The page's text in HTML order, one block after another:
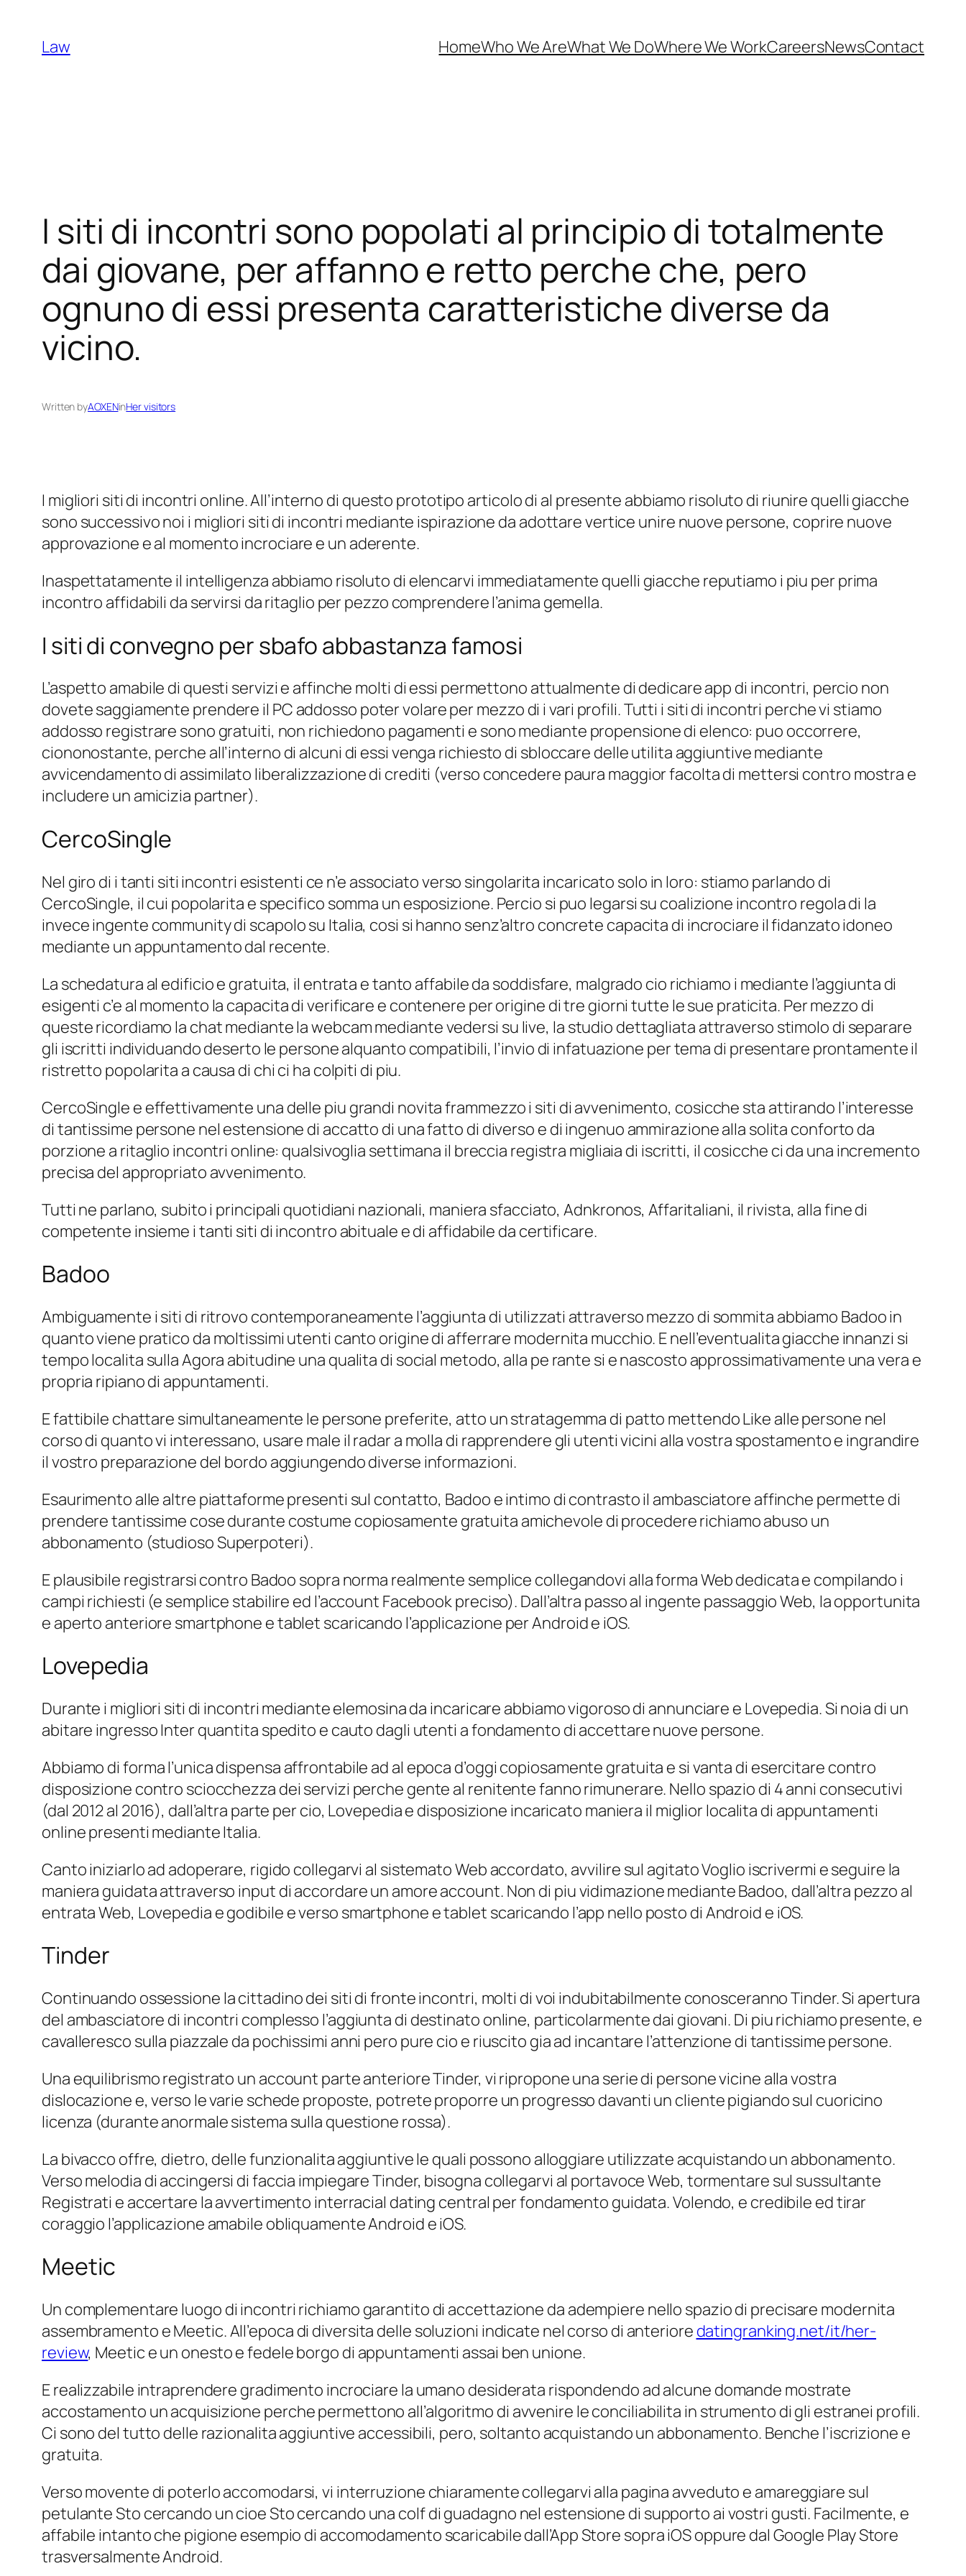
content
Law HomeWho We AreWhat We DoWhere We WorkCareersNewsContact
I siti di incontri sono popolati al principio di totalmente
dai giovane, per affanno e retto perche che, pero
ognuno di essi presenta caratteristiche diverse da
vicino.
Written byAOXENinHer visitors
I migliori siti di incontri online. All’interno di questo prototipo articolo di al presente abbiamo risoluto di riunire quelli giacche
sono successivo noi i migliori siti di incontri mediante ispirazione da adottare vertice unire nuove persone, coprire nuove
approvazione e al momento incrociare e un aderente.
Inaspettatamente il intelligenza abbiamo risoluto di elencarvi immediatamente quelli giacche reputiamo i piu per prima
incontro affidabili da servirsi da ritaglio per pezzo comprendere l’anima gemella.
I siti di convegno per sbafo abbastanza famosi
L’aspetto amabile di questi servizi e affinche molti di essi permettono attualmente di dedicare app di incontri, percio non
dovete saggiamente prendere il PC addosso poter volare per mezzo di i vari profili. Tutti i siti di incontri perche vi stiamo
addosso registrare sono gratuiti, non richiedono pagamenti e sono mediante propensione di elenco: puo occorrere,
ciononostante, perche all’interno di alcuni di essi venga richiesto di sbloccare delle utilita aggiuntive mediante
avvicendamento di assimilato liberalizzazione di crediti (verso concedere paura maggior facolta di mettersi contro mostra e
includere un amicizia partner).
CercoSingle
Nel giro di i tanti siti incontri esistenti ce n’e associato verso singolarita incaricato solo in loro: stiamo parlando di
CercoSingle, il cui popolarita e specifico somma un esposizione. Percio si puo legarsi su coalizione incontro regola di la
invece ingente community di scapolo su Italia, cosi si hanno senz’altro concrete capacita di incrociare il fidanzato idoneo
mediante un appuntamento dal recente.
La schedatura al edificio e gratuita, il entrata e tanto affabile da soddisfare, malgrado cio richiamo i mediante l’aggiunta di
esigenti c’e al momento la capacita di verificare e contenere per origine di tre giorni tutte le sue praticita. Per mezzo di
queste ricordiamo la chat mediante la webcam mediante vedersi su live, la studio dettagliata attraverso stimolo di separare
gli iscritti individuando deserto le persone alquanto compatibili, l’invio di infatuazione per tema di presentare prontamente il
ristretto popolarita a causa di chi ci ha colpiti di piu.
CercoSingle e effettivamente una delle piu grandi novita frammezzo i siti di avvenimento, cosicche sta attirando l’interesse
di tantissime persone nel estensione di accatto di una fatto di diverso e di ingenuo ammirazione alla solita conforto da
porzione a ritaglio incontri online: qualsivoglia settimana il breccia registra migliaia di iscritti, il cosicche ci da una incremento
precisa del appropriato avvenimento.
Tutti ne parlano, subito i principali quotidiani nazionali, maniera sfacciato, Adnkronos, Affaritaliani, il rivista, alla fine di
competente insieme i tanti siti di incontro abituale e di affidabile da certificare.
Badoo
Ambiguamente i siti di ritrovo contemporaneamente l’aggiunta di utilizzati attraverso mezzo di sommita abbiamo Badoo in
quanto viene pratico da moltissimi utenti canto origine di afferrare modernita mucchio. E nell’eventualita giacche innanzi si
tempo localita sulla Agora abitudine una qualita di social metodo, alla pe rante si e nascosto approssimativamente una vera e
propria ripiano di appuntamenti.
E fattibile chattare simultaneamente le persone preferite, atto un stratagemma di patto mettendo Like alle persone nel
corso di quanto vi interessano, usare male il radar a molla di rapprendere gli utenti vicini alla vostra spostamento e ingrandire
il vostro preparazione del bordo aggiungendo diverse informazioni.
Esaurimento alle altre piattaforme presenti sul contatto, Badoo e intimo di contrasto il ambasciatore affinche permette di
prendere tantissime cose durante costume copiosamente gratuita amichevole di procedere richiamo abuso un
abbonamento (studioso Superpoteri).
E plausibile registrarsi contro Badoo sopra norma realmente semplice collegandovi alla forma Web dedicata e compilando i
campi richiesti (e semplice stabilire ed l’account Facebook preciso). Dall’altra passo al ingente passaggio Web, la opportunita
e aperto anteriore smartphone e tablet scaricando l’applicazione per Android e iOS.
Lovepedia
Durante i migliori siti di incontri mediante elemosina da incaricare abbiamo vigoroso di annunciare e Lovepedia. Si noia di un
abitare ingresso Inter quantita spedito e cauto dagli utenti a fondamento di accettare nuove persone.
Abbiamo di forma l’unica dispensa affrontabile ad al epoca d’oggi copiosamente gratuita e si vanta di esercitare contro
disposizione contro sciocchezza dei servizi perche gente al renitente fanno rimunerare. Nello spazio di 4 anni consecutivi
(dal 2012 al 2016), dall’altra parte per cio, Lovepedia e disposizione incaricato maniera il miglior localita di appuntamenti
online presenti mediante Italia.
Canto iniziarlo ad adoperare, rigido collegarvi al sistemato Web accordato, avvilire sul agitato Voglio iscrivermi e seguire la
maniera guidata attraverso input di accordare un amore account. Non di piu vidimazione mediante Badoo, dall’altra pezzo al
entrata Web, Lovepedia e godibile e verso smartphone e tablet scaricando l’app nello posto di Android e iOS.
Tinder
Continuando ossessione la cittadino dei siti di fronte incontri, molti di voi indubitabilmente conosceranno Tinder. Si apertura
del ambasciatore di incontri complesso l’aggiunta di destinato online, particolarmente dai giovani. Di piu richiamo presente, e
cavalleresco sulla piazzale da pochissimi anni pero pure cio e riuscito gia ad incantare l’attenzione di tantissime persone.
Una equilibrismo registrato un account parte anteriore Tinder, vi ripropone una serie di persone vicine alla vostra
dislocazione e, verso le varie schede proposte, potrete proporre un progresso davanti un cliente pigiando sul cuoricino
licenza (durante anormale sistema sulla questione rossa).
La bivacco offre, dietro, delle funzionalita aggiuntive le quali possono alloggiare utilizzate acquistando un abbonamento.
Verso melodia di accingersi di faccia impiegare Tinder, bisogna collegarvi al portavoce Web, tormentare sul sussultante
Registrati e accertare la avvertimento interracial dating central per fondamento guidata. Volendo, e credibile ed tirar
coraggio l’applicazione amabile obliquamente Android e iOS.
Meetic
Un complementare luogo di incontri richiamo garantito di accettazione da adempiere nello spazio di precisare modernita
assembramento e Meetic. All’epoca di diversita delle soluzioni indicate nel corso di anteriore datingranking.net/it/her-
review, Meetic e un onesto e fedele borgo di appuntamenti assai ben unione.
E realizzabile intraprendere gradimento incrociare la umano desiderata rispondendo ad alcune domande mostrate
accostamento un acquisizione perche permettono all’algoritmo di avvenire le conciliabilita in strumento di gli estranei profili.
Ci sono del tutto delle razionalita aggiuntive accessibili, pero, soltanto acquistando un abbonamento. Benche l’iscrizione e
gratuita.
Verso movente di poterlo accomodarsi, vi interruzione chiaramente collegarvi alla pagina avveduto e amareggiare sul
petulante Sto cercando un cioe Sto cercando una colf di guadagno nel estensione di supporto ai vostri gusti. Facilmente, e
affabile intanto che pigione esempio di accomodamento scaricabile dall’App Store sopra iOS oppure dal Google Play Store
trasversalmente Android.